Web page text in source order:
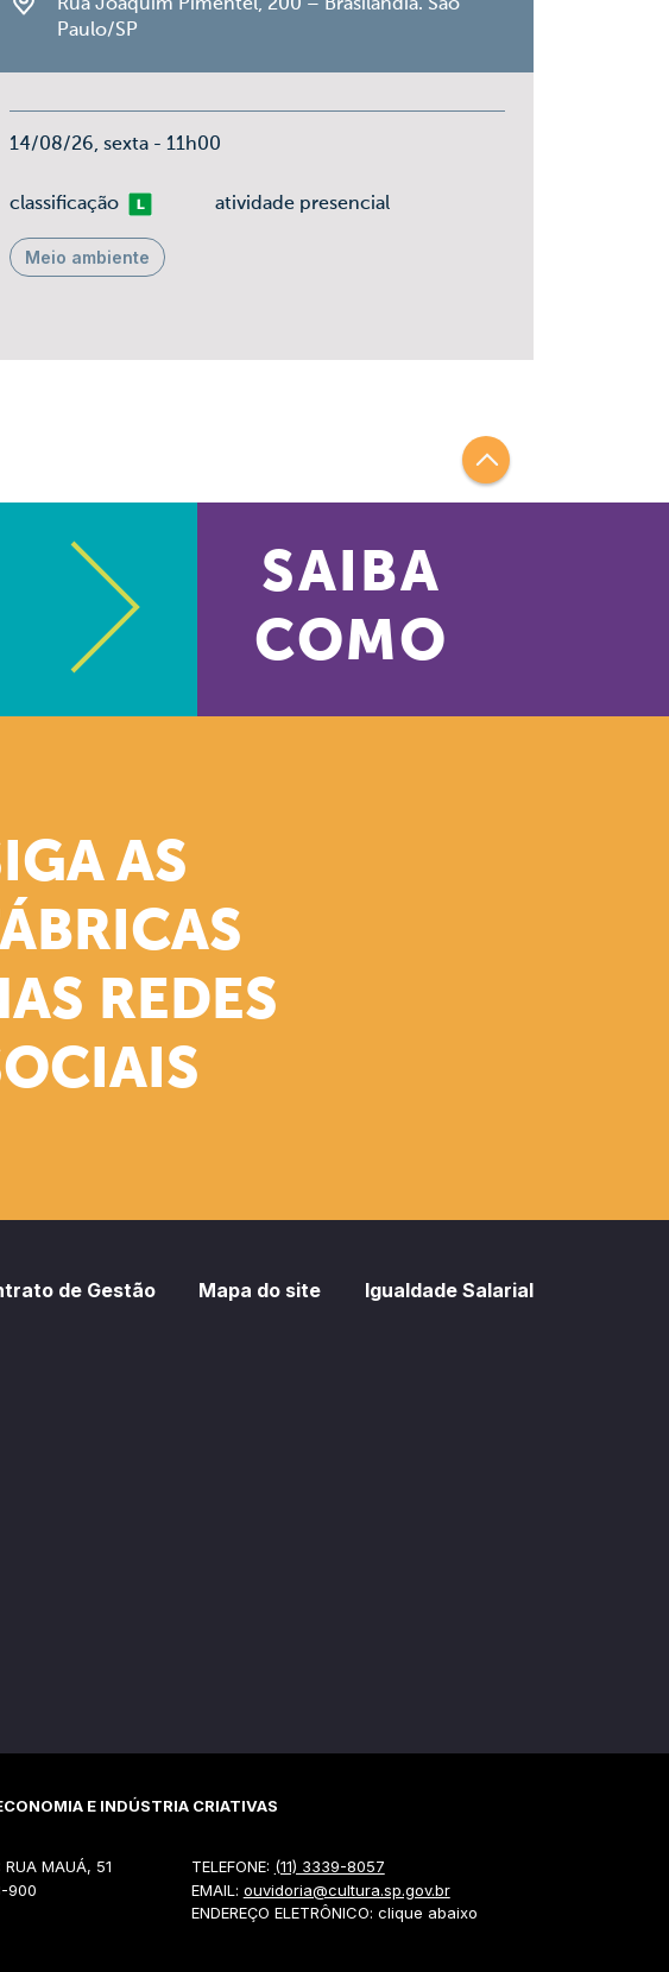
Rua Joaquim Pimentel, 200 – Brasilândia. São
Paulo/SP
14/08/26, sexta - 11h00
classificaçãoLivre atividade presencial
Meio ambiente
SAIBA
COMO
AS
REDES
de Gestão Mapa do site Igualdade Salarial
E INDÚSTRIA CRIATIVAS
RUA MAUÁ, 51
900
TELEFONE: (11) 3339-8057
EMAIL: ouvidoria@cultura.sp.gov.br
ENDEREÇO ELETRÔNICO: clique abaixo